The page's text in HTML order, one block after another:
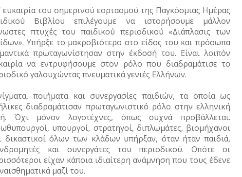
ΤΥΠΟΣ
Ζώα
Μύθοι
Παραδόσεις
Παροιμίες
Αινίγματα
ΤΡΑΠΕΖΕΣ
ευκαιρία του σημερινού εορτασμού της Παγκόσμιας Ημέρας
Βιβλίου επιλέγουμε να ιστορήσουμε μάλλον
πτυχές του παιδικού περιοδικού «Διάπλασις των
Υπήρξε το μακροβιότερο στο είδος του και πρόσωπα
πρωταγωνίστησαν στην έκδοσή του. Είναι λοιπόν
να εντρυφήσουμε στον ρόλο που διαδραμάτισε το
γαλουχώντας πνευματικά γενιές Ελλήνων.
ποιήματα και συνεργασίες παιδιών, τα οποία ως
διαδραμάτισαν πρωταγωνιστικό ρόλο στην ελληνική
Όχι μόνον λογοτέχνες, όπως συχνά προβάλλεται.
υπουργοί, στρατηγοί, διπλωμάτες, βιομήχανοι
δικαστικοί όλων των κλάδων υπήρξαν, όταν ήταν παιδιά,
και συνεργάτες του περιοδικού. Οπότε οι
είχαν κάποια ιδιαίτερη ανάμνηση που τους έδενε
μαζί του.